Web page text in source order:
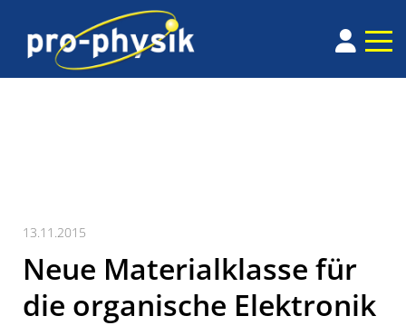
13.11.2015
Neue Materialklasse für
die organische Elektronik